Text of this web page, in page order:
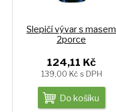
Slepičí vývar s masem
2porce
124,11 Kč
139,00 Kč s DPH
Do košíku